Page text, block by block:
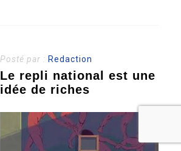
Posté par : Redaction
Le repli national est une
idée de riches